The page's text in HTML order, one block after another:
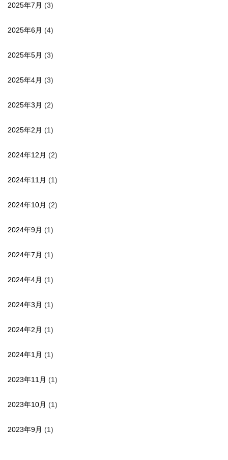
2025年7月 (3)
2025年6月 (4)
2025年5月 (3)
2025年4月 (3)
2025年3月 (2)
2025年2月 (1)
2024年12月 (2)
2024年11月 (1)
2024年10月 (2)
2024年9月 (1)
2024年7月 (1)
2024年4月 (1)
2024年3月 (1)
2024年2月 (1)
2024年1月 (1)
2023年11月 (1)
2023年10月 (1)
2023年9月 (1)